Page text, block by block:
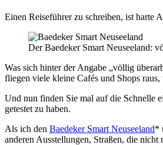
Einen Reiseführer zu schreiben, ist harte
Der Baedeker Smart Neuseeland:
Was sich hinter der Angabe „völlig
fliegen viele kleine Cafés und Shops
Und nun finden Sie mal auf die Schnelle
getestet zu haben.
Als ich den Baedeker Smart Neuseeland*
anderen Ausstellungen, Straßen, die